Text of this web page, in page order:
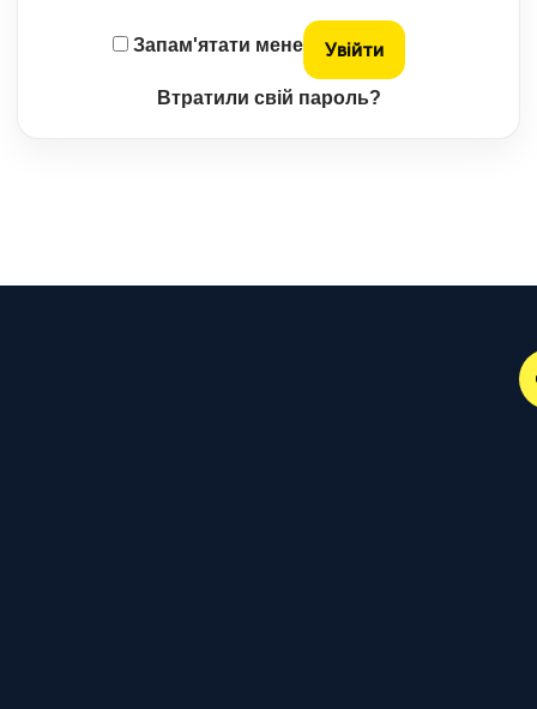
Запам'ятати мене Увійти
Втратили свій пароль?